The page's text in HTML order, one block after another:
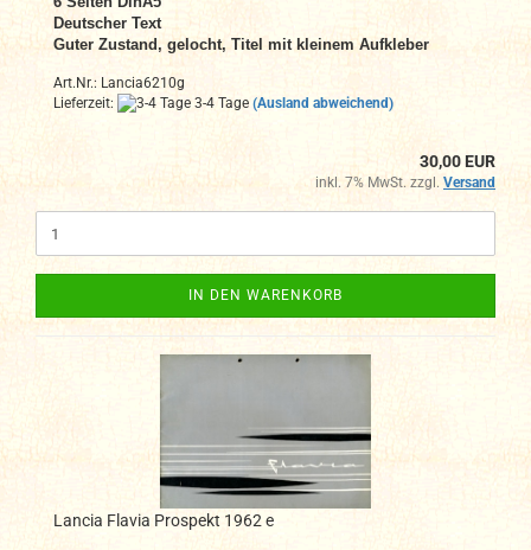
Deutscher Text
Guter Zustand, gelocht,Titel mit kleinem Aufkleber
Art.Nr.: Lancia6210g
Lieferzeit:
3-4 Tage (Ausland abweichend)
30,00 EUR
inkl. 7% MwSt. zzgl. Versand
IN DEN WARENKORB
Lancia Flavia Prospekt 1962 e